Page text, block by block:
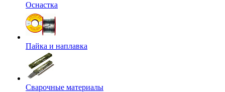
Оснастка
Пайка и наплавка
Сварочные материалы